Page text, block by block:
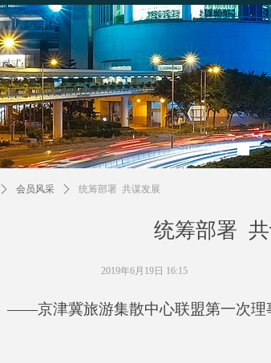
资讯中心 会员专区 党建领航
统筹部署
ꄲ 会员风采 ꄲ 统筹部署 共谋发展
——京津冀旅游集散中心联盟第一次理
2019年6月19日 16:15